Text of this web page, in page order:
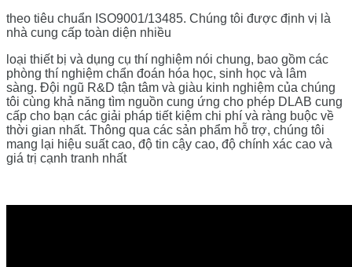
theo tiêu chuẩn ISO9001/13485. Chúng tôi được định vị là
nhà cung cấp toàn diện nhiều
loại thiết bị và dụng cụ thí nghiệm nói chung, bao gồm các
phòng thí nghiệm chẩn đoán hóa học, sinh học và lâm
sàng. Đội ngũ R&D tận tâm và giàu kinh nghiệm của chúng
tôi cùng khả năng tìm nguồn cung ứng cho phép DLAB cung
cấp cho bạn các giải pháp tiết kiệm chi phí và ràng buộc về
thời gian nhất. Thông qua các sản phẩm hỗ trợ, chúng tôi
mang lại hiệu suất cao, độ tin cậy cao, độ chính xác cao và
giá trị cạnh tranh nhất